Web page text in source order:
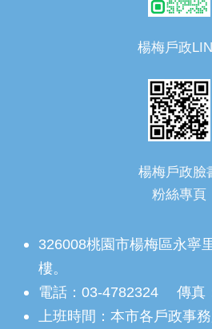
楊梅戶政
楊梅戶政臉
粉絲專頁
326008桃園市楊梅區永寧
樓。
電話：03-4782324 傳真
上班時間：本市各戶政事